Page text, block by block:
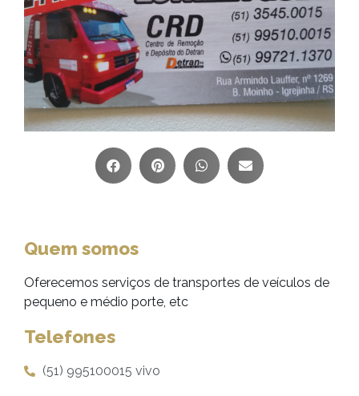
Quem somos
Oferecemos serviços de transportes de veículos de
pequeno e médio porte, etc
Telefones
(51) 995100015 vivo